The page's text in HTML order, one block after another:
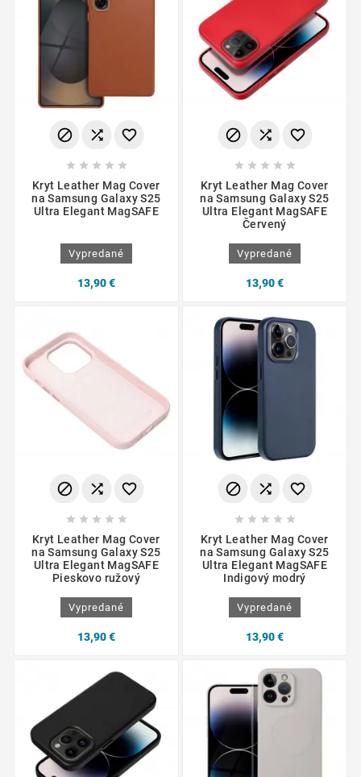
  
    
Kryt Leather Mag Cover
na Samsung Galaxy S25
Ultra Elegant MagSAFE
Vypredané
13,90 €
  
    
Kryt Leather Mag Cover
na Samsung Galaxy S25
Ultra Elegant MagSAFE
Červený
Vypredané
13,90 €
  
    
Kryt Leather Mag Cover
na Samsung Galaxy S25
Ultra Elegant MagSAFE
Pieskovo ružový
Vypredané
13,90 €
  
    
Kryt Leather Mag Cover
na Samsung Galaxy S25
Ultra Elegant MagSAFE
Indigový modrý
Vypredané
13,90 €